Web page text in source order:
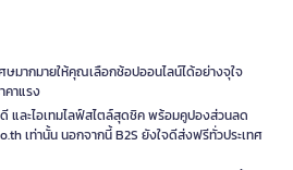
ษมากมายให้คุณเลือกช้อปออนไลน์ได้อย่างจุใจ
าแรง
และไอเทมไลฟ์สไตล์สุดชิค พร้อมคูปองส่วนลด
เท่านั้น นอกจากนี้ B2S ยังใจดีส่งฟรีทั่วประเทศ